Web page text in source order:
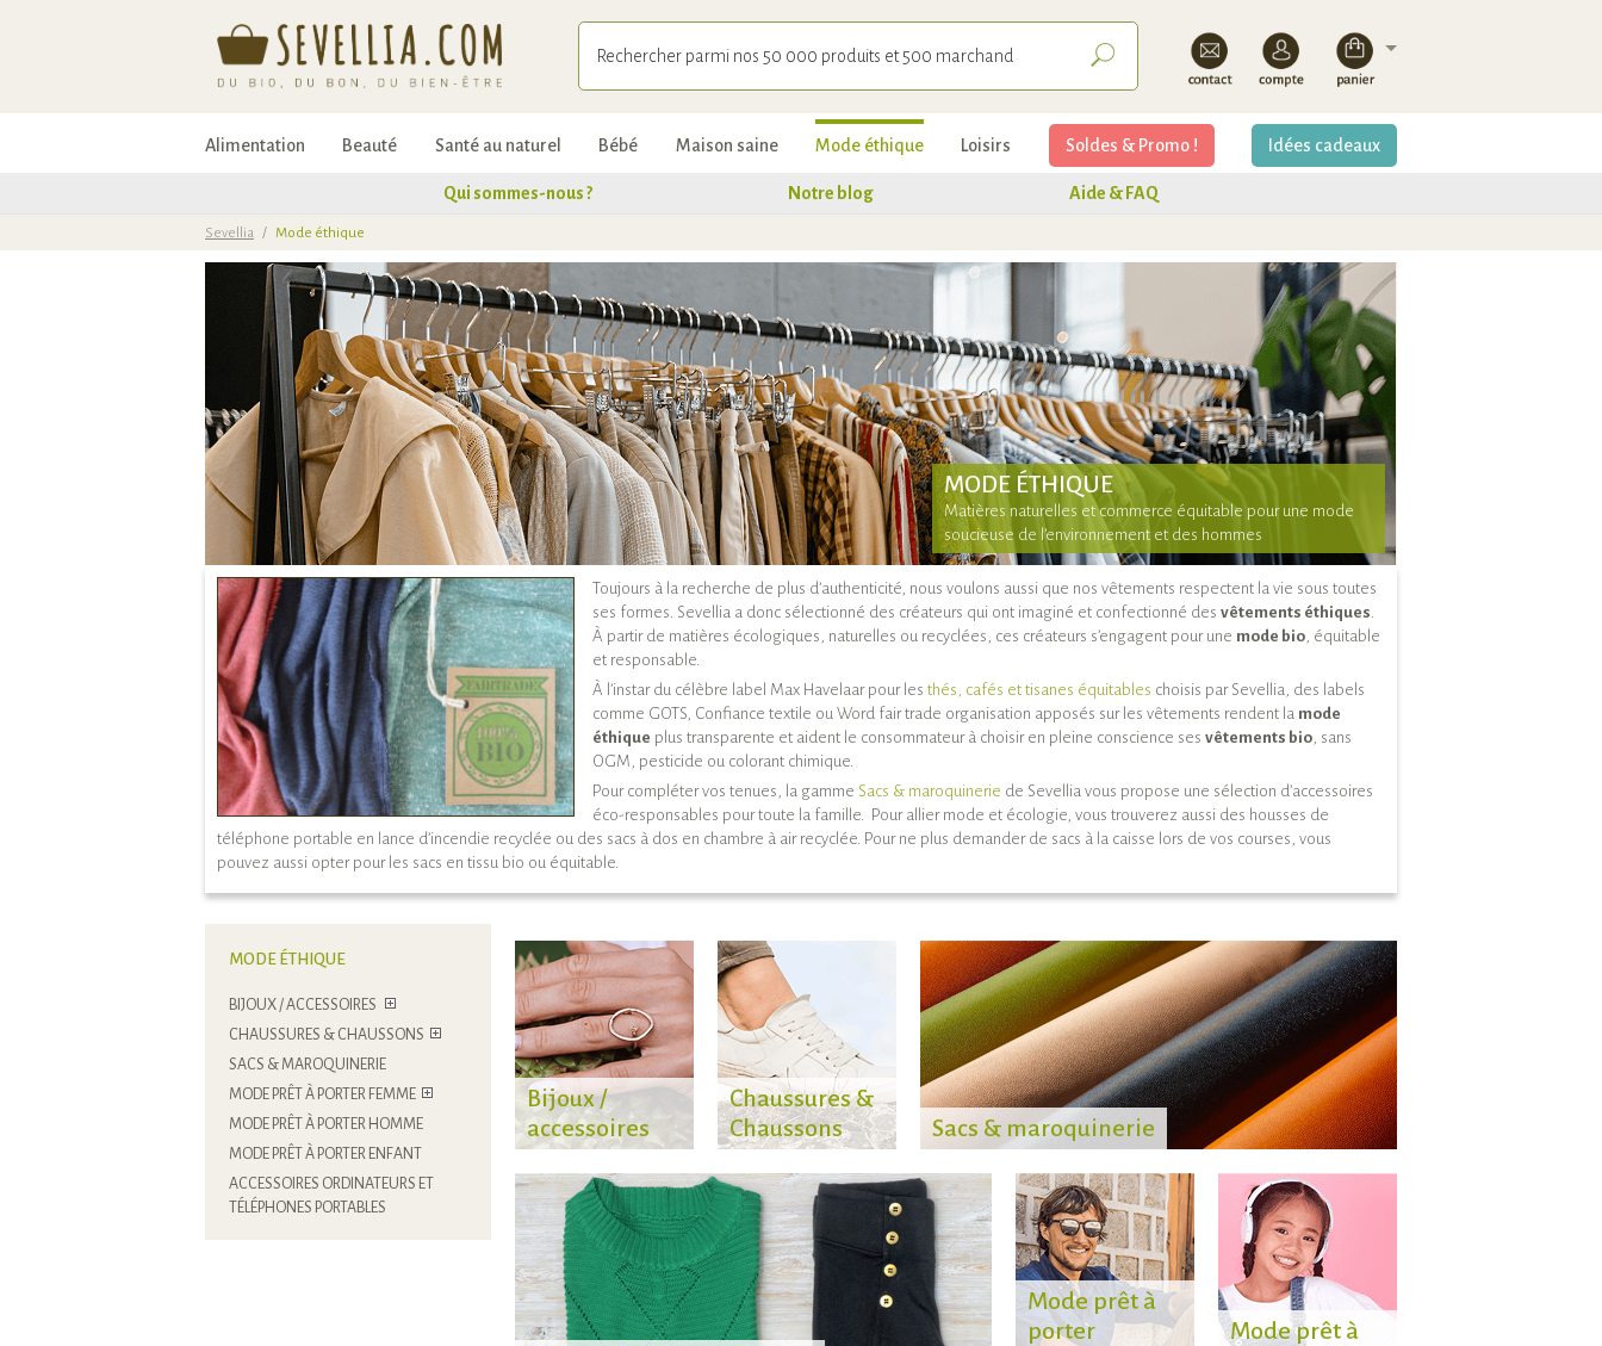
Alimentation Beauté Santé au naturel Bébé Maison saine Mode éthique Loisirs Idées cadeaux
Soldes & Promo !
Qui sommes-nous ? Notre blog Aide & FAQ
Sevellia / Mode éthique
MODE ÉTHIQUE
Matières naturelles et commerce équitable pour une mode
soucieuse de l’environnement et des hommes
Toujours à la recherche de plus d’authenticité, nous voulons aussi que nos vêtements respectent la vie sous toutes
ses formes. Sevellia a donc sélectionné des créateurs qui ont imaginé et confectionné des vêtements éthiques.
À partir de matières écologiques, naturelles ou recyclées, ces créateurs s’engagent pour une mode bio, équitable
et responsable.
À l’instar du célèbre label Max Havelaar pour les thés, cafés et tisanes équitables choisis par Sevellia, des labels
comme GOTS, Confiance textile ou Word fair trade organisation apposés sur les vêtements rendent la mode
éthique plus transparente et aident le consommateur à choisir en pleine conscience ses vêtements bio, sans
OGM, pesticide ou colorant chimique.
Pour compléter vos tenues, la gamme Sacs & maroquinerie de Sevellia vous propose une sélection d’accessoires
éco-responsables pour toute la famille. Pour allier mode et écologie, vous trouverez aussi des housses de
téléphone portable en lance d’incendie recyclée ou des sacs à dos en chambre à air recyclée. Pour ne plus demander de sacs à la caisse lors de vos courses, vous
pouvez aussi opter pour les sacs en tissu bio ou équitable.
MODE ÉTHIQUE
BIJOUX / ACCESSOIRES
CHAUSSURES & CHAUSSONS
SACS & MAROQUINERIE
MODE PRÊT À PORTER FEMME
MODE PRÊT À PORTER HOMME
MODE PRÊT À PORTER ENFANT
ACCESSOIRES ORDINATEURS ET
TÉLÉPHONES PORTABLES
Bijoux /
accessoires
Chaussures &
Chaussons
Sacs & maroquinerie
Mode prêt à
porter
Mode prêt à